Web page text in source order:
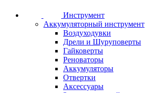
Инструмент
Аккумуляторный инструмент
Воздуходувки
Дрели и Шуруповерты
Гайковерты
Реноваторы
Аккумуляторы
Отвертки
Аксессуары